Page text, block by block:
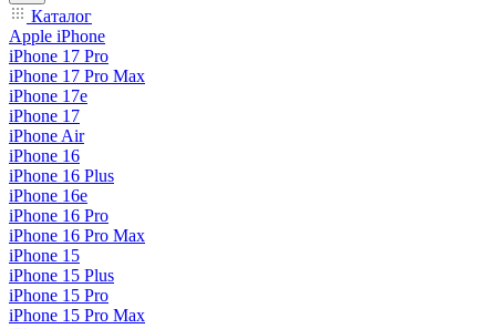
Каталог
Apple iPhone
iPhone 17 Pro
iPhone 17 Pro Max
iPhone 17e
iPhone 17
iPhone Air
iPhone 16
iPhone 16 Plus
iPhone 16e
iPhone 16 Pro
iPhone 16 Pro Max
iPhone 15
iPhone 15 Plus
iPhone 15 Pro
iPhone 15 Pro Max